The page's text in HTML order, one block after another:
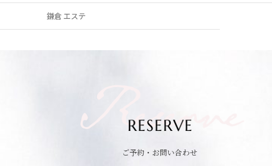
鎌倉 エステ
ご予約・お問い合わせ